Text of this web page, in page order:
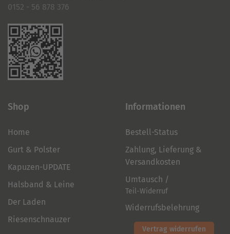
0152 - 56 878 376
Shop
Home
Gurt & Polster
Kapuzen-UPDATE
Halsband & Leine
Der Laden
Riesenschnauzer
Informationen
Bestell-Status
Zahlung, Lieferung &
Versandkosten
Umtausch /
Teil-Widerruf
Widerrufsbelehrung
Vertrag widerrufen